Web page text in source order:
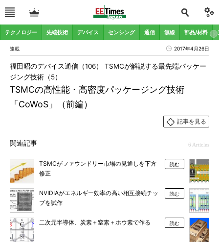
テクノロジー 先端技術 デバイス センシング 通信 無線 部品/材料
連載 2017年4月26日
TSMCの高性能・高密度パッケージング技術
「CoWoS」（前編）
福田昭のデバイス通信（106） TSMCが解説する最先端パッケー
ジング技術（5）
記事を見る
関連記事 6 Articles
TSMCがファウンドリー市場の見通しを下方
修正
読む
NVIDIAがエネルギー効率の高い相互接続チッ
プを試作
読む
二次元半導体、炭素＋窒素＋ホウ素で作る 読む